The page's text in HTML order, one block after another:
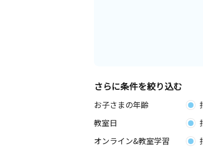
さらに条件を絞り込む
お子さまの年齢
教室日
オンライン&教室学習